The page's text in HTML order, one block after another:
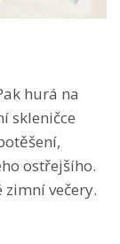
hurá na
skleničce
ostřejšího.
zimní večery.